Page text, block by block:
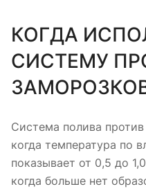
КОГДА
СИСТЕМУ
Система полива
когда температура по
показывает от 0,5 до
когда больше нет